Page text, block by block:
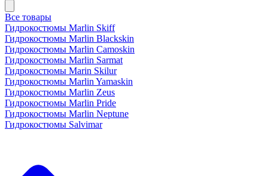
Все товары
Гидрокостюмы Marlin Skiff
Гидрокостюмы Marlin Blackskin
Гидрокостюмы Marlin Camoskin
Гидрокостюмы Marlin Sarmat
Гидрокостюмы Marin Skilur
Гидрокостюмы Marlin Yamaskin
Гидрокостюмы Marlin Zeus
Гидрокостюмы Marlin Pride
Гидрокостюмы Marlin Neptune
Гидрокостюмы Salvimar